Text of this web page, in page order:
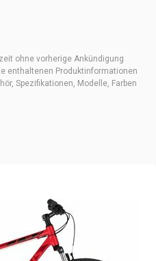
ohne vorherige Ankündigung
enthaltenen Produktinformationen
Spezifikationen, Modelle, Farben